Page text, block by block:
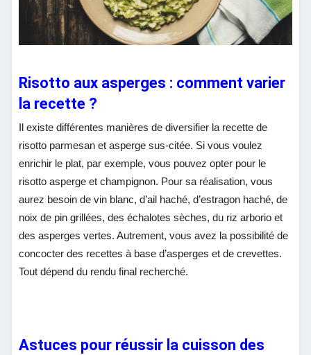
Risotto aux asperges : comment varier
la recette ?
Il existe différentes manières de diversifier la recette de
risotto parmesan et asperge sus-citée. Si vous voulez
enrichir le plat, par exemple, vous pouvez opter pour le
risotto asperge et champignon. Pour sa réalisation, vous
aurez besoin de vin blanc, d’ail haché, d’estragon haché, de
noix de pin grillées, des échalotes sèches, du riz arborio et
des asperges vertes. Autrement, vous avez la possibilité de
concocter des recettes à base d’asperges et de crevettes.
Tout dépend du rendu final recherché.
Astuces pour réussir la cuisson des